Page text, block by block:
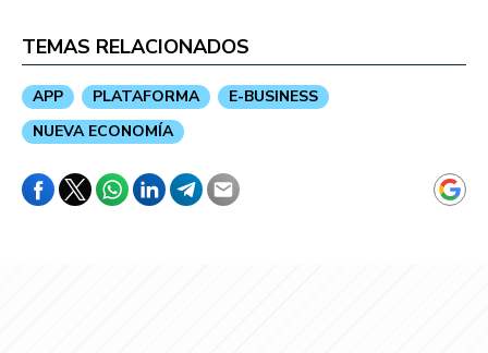
TEMAS RELACIONADOS
APP PLATAFORMA
E-BUSINESS
NUEVA ECONOMÍA